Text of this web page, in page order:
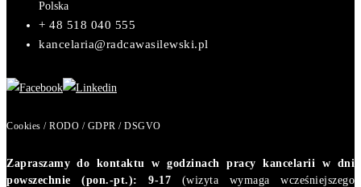
Polska
+ 48 518 040 555
kancelaria@radcawasilewski.pl
Cookies / RODO / GDPR / DSGVO
Zapraszamy do kontaktu w godzinach pracy kancelarii w dni
powszechnie (pon.-pt.): 9-17 (wizyta wymaga wcześniejszego